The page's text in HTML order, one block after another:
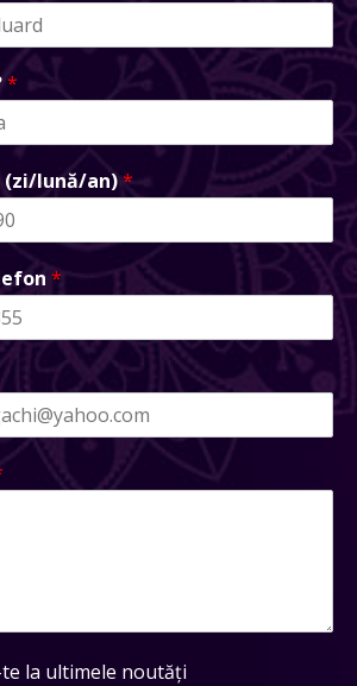
*
(zi/lună/an)*
*
la ultimele noutăți